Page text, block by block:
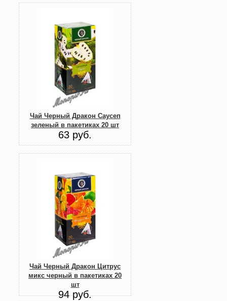
Чай Черный Дракон Саусеп
зеленый в пакетиках 20 шт
63 руб.
Чай Черный Дракон Цитрус
микс черный в пакетиках 20
шт
94 руб.